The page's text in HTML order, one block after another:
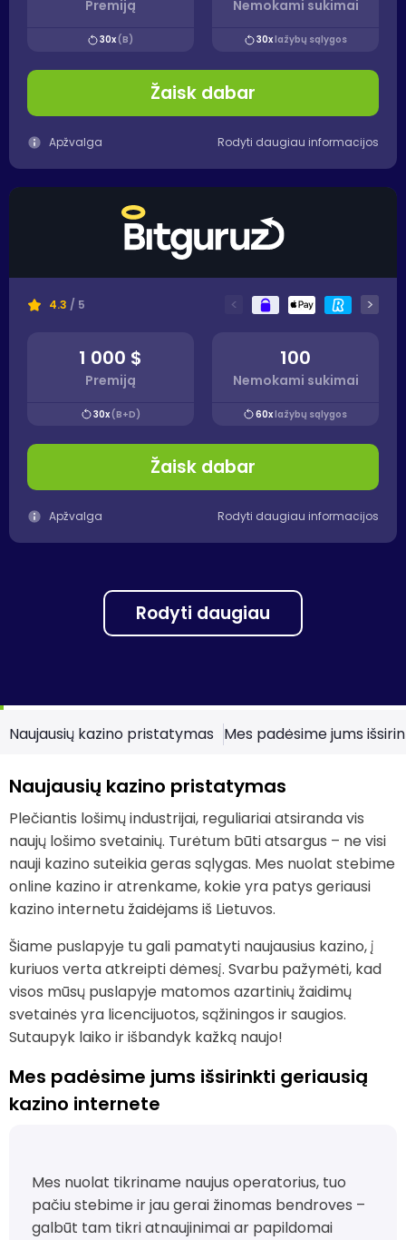
Premiją
30x(B)
Nemokami sukimai
30xlažybų sąlygos
Žaisk dabar
Apžvalga Rodyti daugiau informacijos
4.3 / 5 < >
1 000 $
Premiją
30x(B+D)
100
Nemokami sukimai
60xlažybų sąlygos
Žaisk dabar
Apžvalga Rodyti daugiau informacijos
Rodyti daugiau
Naujausių kazino pristatymas Mes padėsime jums
Naujausių kazino pristatymas
Plečiantis lošimų industrijai, reguliariai atsiranda vis
naujų lošimo svetainių. Turėtum būti atsargus – ne visi
nauji kazino suteikia geras sąlygas. Mes nuolat stebime
online kazino ir atrenkame, kokie yra patys geriausi
kazino internetu žaidėjams iš Lietuvos.
Šiame puslapyje tu gali pamatyti naujausius kazino, į
kuriuos verta atkreipti dėmesį. Svarbu pažymėti, kad
visos mūsų puslapyje matomos azartinių žaidimų
svetainės yra licencijuotos, sąžiningos ir saugios.
Sutaupyk laiko ir išbandyk kažką naujo!
Mes padėsime jums išsirinkti geriausią
kazino internete
Mes nuolat tikriname naujus operatorius, tuo
pačiu stebime ir jau gerai žinomas bendroves –
galbūt tam tikri atnaujinimai ar papildomai